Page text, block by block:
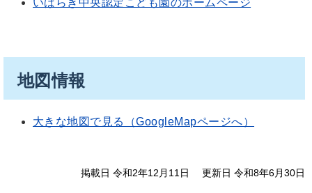
いばらき中央認定こども園のホームページ
地図情報
大きな地図で見る（GoogleMapページへ）
掲載日 令和2年12月11日 更新日 令和8年6月30日